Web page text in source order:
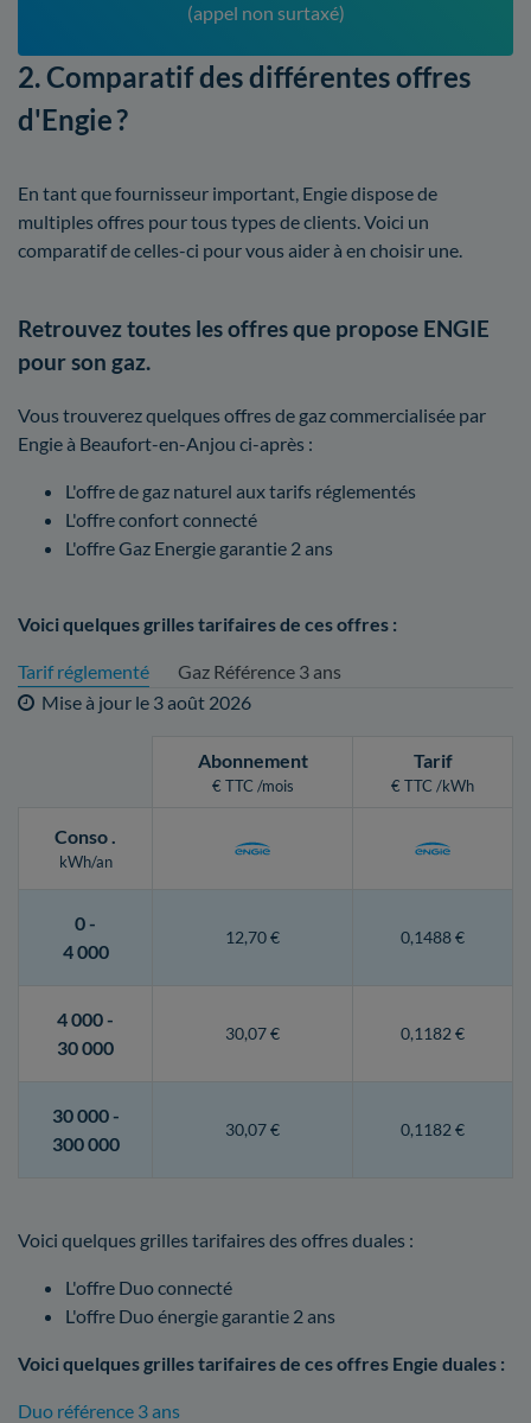
(appel non surtaxé)
2. Comparatif des différentes offres
d'Engie ?
En tant que fournisseur important, Engie dispose de
multiples offres pour tous types de clients. Voici un
comparatif de celles-ci pour vous aider à en choisir une.
Retrouvez toutes les offres que propose ENGIE
pour son gaz.
Vous trouverez quelques offres de gaz commercialisée par
Engie à Beaufort-en-Anjou ci-après :
L'offre de gaz naturel aux tarifs réglementés
L'offre confort connecté
L'offre Gaz Energie garantie 2 ans
Voici quelques grilles tarifaires de ces offres :
Tarif réglementé
Gaz Référence 3 ans
Mise à jour le 3 août 2026
Abonnement
€ TTC /mois
Tarif
€ TTC /kWh
Conso.
kWh/an
0 -
4 000
12,70 € 0,1488 €
4 000 -
30 000
30,07 € 0,1182 €
30 000 -
300 000
30,07 € 0,1182 €
Voici quelques grilles tarifaires des offres duales :
L'offre Duo connecté
L'offre Duo énergie garantie 2 ans
Voici quelques grilles tarifaires de ces offres Engie duales :
Duo référence 3 ans